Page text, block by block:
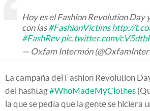
Hoy es el Fashion Revolution Day
con las#FashionVictims http://
#FashRev pic.twitter.com/
— Oxfam Intermón
La campaña del Fashion Revolution
del hashtag#WhoMadeMyClothes
la que se pedía que la gente se hiciera